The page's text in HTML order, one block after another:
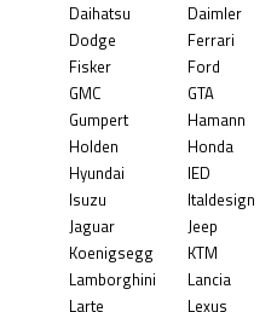
Daihatsu
Daimler
Dodge
Ferrari
Fisker
Ford
GMC
GTA
Gumpert
Hamann
Holden
Honda
Hyundai
IED
Isuzu
Italdesign
Jaguar
Jeep
Koenigsegg
KTM
Lamborghini
Lancia
Larte
Lexus